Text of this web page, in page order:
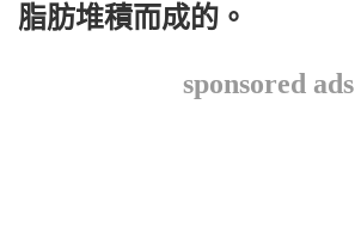
脂肪堆積而成的。
sponsored ads